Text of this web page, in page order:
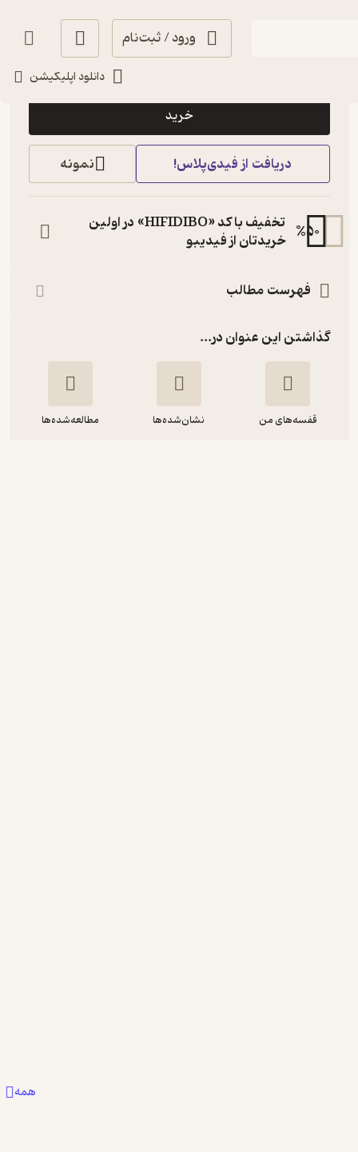
ورود / ثبت‌نام
دانلود اپلیکیشن
10,000تومان
خرید
دریافت از فیدی‌پلاس! نمونه
%50
تخفیف با کد «HIFIDIBO» در اولین
خریدتان از فیدیبو
فهرست مطالب
گذاشتن این عنوان در...
قفسه‌های من نشان‌شده‌ها مطالعه‌شده‌ها
همه